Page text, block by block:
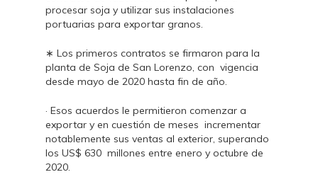
procesar soja y utilizar sus instalaciones
portuarias para exportar granos.
∗ Los primeros contratos se firmaron para la
planta de Soja de San Lorenzo, con vigencia
desde mayo de 2020 hasta fin de año.
· Esos acuerdos le permitieron comenzar a
exportar y en cuestión de meses incrementar
notablemente sus ventas al exterior, superando
los US$ 630 millones entre enero y octubre de
2020.